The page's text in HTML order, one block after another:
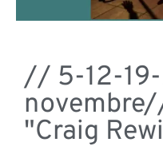
// 5-12-
"Craig